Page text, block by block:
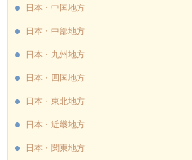
日本・中国地方
日本・中部地方
日本・九州地方
日本・四国地方
日本・東北地方
日本・近畿地方
日本・関東地方